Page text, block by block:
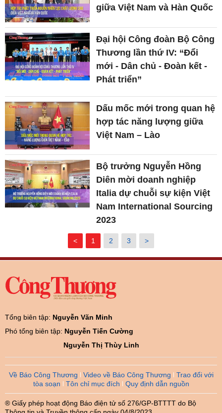
giữa Việt Nam và Hàn Quốc
Đại hội Công đoàn Bộ Công
Thương lần thứ IV: “Đổi
mới - Dân chủ - Đoàn kết -
Phát triển”
Dấu mốc mới trong quan hệ
hợp tác năng lượng giữa
Việt Nam – Lào
Bộ trưởng Nguyễn Hồng
Diên mời doanh nghiệp
Italia dự chuỗi sự kiện Việt
Nam International Sourcing
2023
< 1 2 3 >
Tổng biên tập: Nguyễn Văn Minh
Phó tổng biên tập: Nguyễn Tiến Cường
Nguyễn Thị Thùy Linh
Về Báo Công Thương Video về Báo Công Thương
Trao đổi với
tòa soạn
Tôn chỉ mục đích Quy định dẫn nguồn
® Giấy phép hoạt động Báo điện tử số 276/GP-BTTTT do Bộ